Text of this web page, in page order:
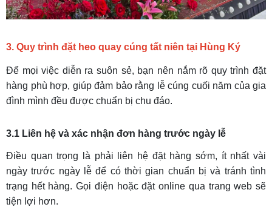
3. Quy trình đặt heo quay cúng tất niên tại Hùng Ký
Để mọi việc diễn ra suôn sẻ, bạn nên nắm rõ quy trình đặt
hàng phù hợp, giúp đảm bảo rằng lễ cúng cuối năm của gia
đình mình đều được chuẩn bị chu đáo.
3.1 Liên hệ và xác nhận đơn hàng trước ngày lễ
Điều quan trọng là phải liên hệ đặt hàng sớm, ít nhất vài
ngày trước ngày lễ để có thời gian chuẩn bị và tránh tình
trạng hết hàng. Gọi điện hoặc đặt online qua trang web sẽ
tiện lợi hơn.